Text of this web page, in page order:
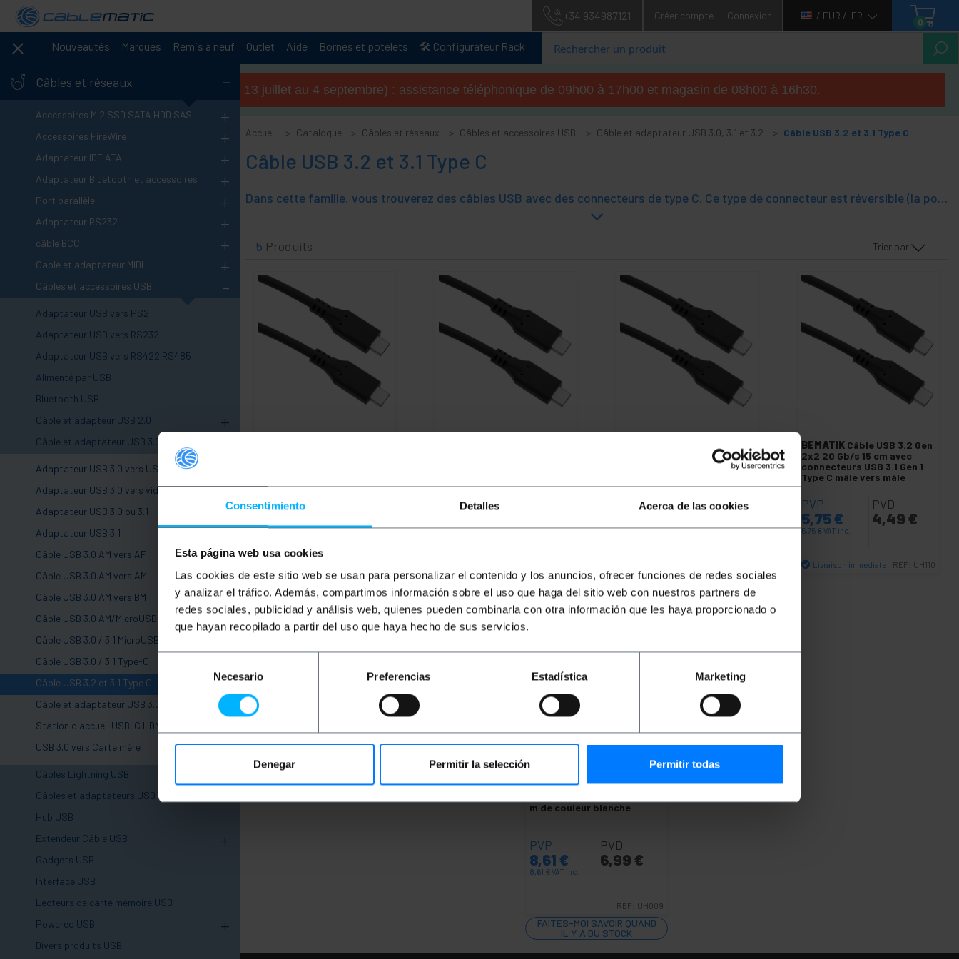
Consentimiento Detalles Acerca de las cookies
Esta página web usa cookies
Las cookies de este sitio web se usan para personalizar el contenido y los anuncios, ofrecer funciones de redes sociales
y analizar el tráfico. Además, compartimos información sobre el uso que haga del sitio web con nuestros partners de
redes sociales, publicidad y análisis web, quienes pueden combinarla con otra información que les haya proporcionado o
que hayan recopilado a partir del uso que haya hecho de sus servicios.
de
consentimiento
Necesario Preferencias Estadística Marketing
Denegar Permitir la selección Permitir todas
+34 934987121 Créer compte Connexion / EUR / FR
0
Nouveautés Marques Remis à neuf Outlet Aide Bornes et potelets 🛠️ Configurateur Rack
Câbles et réseaux -
Accessoires M.2 SSD SATA HDD SAS +
Accessoires FireWire +
Adaptateur IDE ATA +
Adaptateur Bluetooth et accessoires +
Port parallèle +
Adaptateur RS232 +
câble BCC +
Cable et adaptateur MIDI +
Câbles et accessoires USB -
Adaptateur USB vers PS2
Adaptateur USB vers RS232
Adaptateur USB vers RS422 RS485
Alimenté par USB
Bluetooth USB
Câble et adapteur USB 2.0
+
Câble et adaptateur USB 3.0, 3.1 et 3.2
Adaptateur USB 3.0 vers USB 2.0
Adaptateur USB 3.0 vers vidéo
Adaptateur USB 3.0 ou 3.1
Adaptateur USB 3.1
Câble USB 3.0 AM vers AF
Câble USB 3.0 AM vers AM
Câble USB 3.0 AM vers BM
Câble USB 3.0 AM/MicroUSB-M
Câble USB 3.0 / 3.1 MicroUSB-M / M
Câble USB 3.0 / 3.1 Type-C
Câble USB 3.2 et 3.1 Type C
Câble et adaptateur USB 3.0 20 broches
Station d'accueil USB-C HDMI VGA Ethernet
USB 3.0 vers Carte mère
Câbles Lightning USB
Câbles et adaptateurs USB 4.0
+
Hub USB
Extendeur Câble USB
+
Gadgets USB
Interface USB
Lecteurs de carte mémoire USB
Powered USB
+
Divers produits USB
Horaires d'été (du 13 juillet au 4 septembre) : assistance téléphonique de 09h00 à 17h00 et magasin de 08h00 à 16h30.
Accueil Catalogue Câbles et réseaux Câbles et accessoires USB Câble et adaptateur USB 3.0, 3.1 et 3.2 Câble USB 3.2 et 3.1 Type C
Câble USB 3.2 et 3.1 Type C
Dans cette famille, vous trouverez des câbles USB avec des connecteurs de type C. Ce type de connecteur est réversible (la position d'insertion n'a pas d'importance) et peut être utilisé à la fois dans l'hôte et dans l'appareil, soit pour le chargement, soit pour le transfert de données. retrouvez le câble USB 3.2 Type C avec une bande passante de 20 Gbit/s, appelé USB 3.2 Type C Gen 2x2 20Gbps, ainsi que le câble USB 3.1 avec une bande passante de 10 Gbps, également appelé USB 3.2 Type C Gen 2. Ces câbles appliquent l'efficacité énergétique Critères.
5 Produits Trier par
PVP
7,30€VAT inc.
Quantité
PVP
6,82€VAT inc.
Quantité
2x2 20 Gb/s 1.5m avec
connecteurs USB 3.1 Gen 1
PVP
7,80€VAT inc.
PVD
Quantité
BEMATIK Câble USB 3.2 Gen
2x2 20 Gb/s 15 cm avec
connecteurs USB 3.1 Gen 1
Type C mâle vers mâle
PVP
5,75 €
5,75 €VAT inc.
PVD
4,49 €
Livraison immédiate REF: UH110
BEMATIKCâble USB-C 3.2
m de couleur blanche
PVP
8,61€
8,61 €VAT inc.
PVD
6,99 €
REF: UH009
FAITES-MOI SAVOIR QUAND
IL Y A DU STOCK